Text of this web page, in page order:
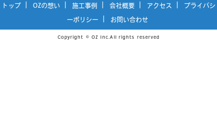
トップ OZの想い 施工事例 会社概要 アクセス プライバシ
ーポリシー お問い合わせ
Copyright © OZ Inc.All rights reserved